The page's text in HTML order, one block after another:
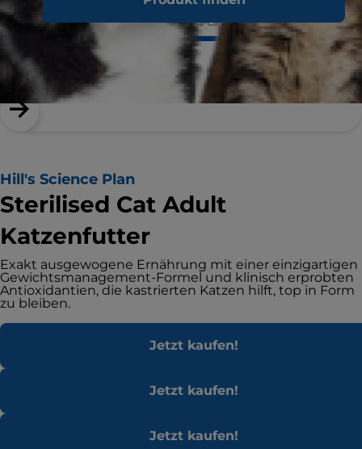
Hill's Science Plan
Sterilised Cat Adult
Katzenfutter
Exakt ausgewogene Ernährung mit einer einzigartigen
Gewichtsmanagement-Formel und klinisch erprobten
Antioxidantien, die kastrierten Katzen hilft, top in Form
zu bleiben.
Jetzt kaufen!
Jetzt kaufen!
Jetzt kaufen!